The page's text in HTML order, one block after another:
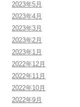
2023年5月
2023年4月
2023年3月
2023年2月
2023年1月
2022年12月
2022年11月
2022年10月
2022年9月